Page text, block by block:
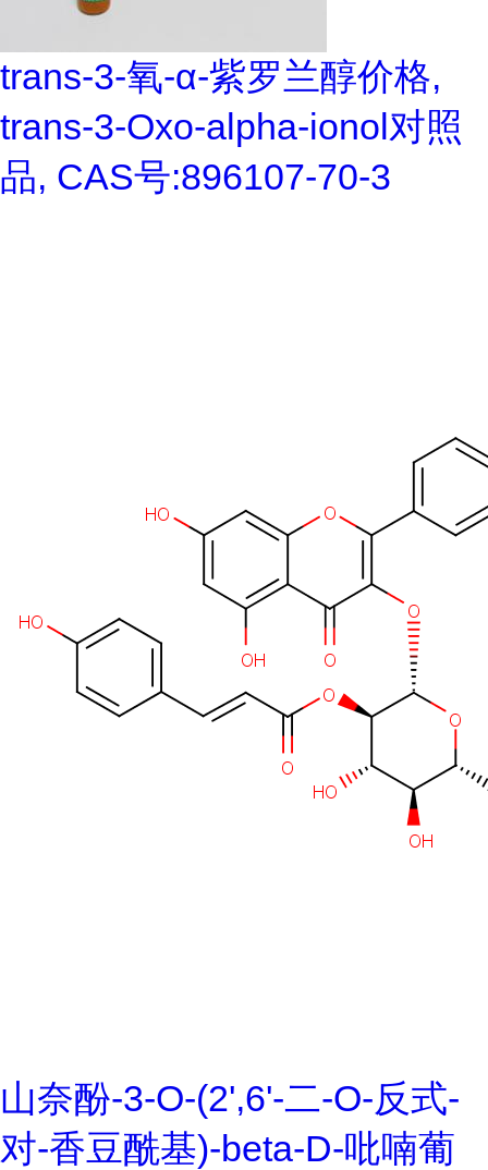
trans-3-氧-α-紫罗兰醇价格,
trans-3-Oxo-alpha-ionol对照
品, CAS号:896107-70-3
山奈酚-3-O-(2',6'-二-O-反式-
对-香豆酰基)-beta-D-吡喃葡